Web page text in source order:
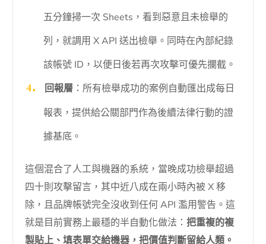
五分鐘掃一次 Sheets，看到惡意且未檢舉的
列，就調用 X API 送出檢舉。同時在內部紀錄
該帳號 ID，以便日後若再次攻擊可優先攔截。
回報層 ：所有檢舉成功的案例自動匯出成每日
報表，提供給公關部門作為後續法律行動的證
據基底。
這個混合了人工與機器的系統，當晚成功檢舉超過
四十則攻擊留言，其中近八成在兩小時內被 X 移
除，且品牌帳號完全沒收到任何 API 濫用警告。這
就是目前實務上最穩的半自動化做法：把重複的複
製貼上、填表單交給機器，把價值判斷留給人類。